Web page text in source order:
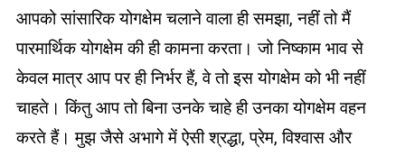
आपको सांसारिक योगक्षेम चलाने वाला ही समझा, नहीं तो मैं
पारमार्थिक योगक्षेम की ही कामना करता। जो निष्काम भाव से
केवल मात्र आप पर ही निर्भर हैं, वे तो इस योगक्षेम को भी नहीं
चाहते। किंतु आप तो बिना उनके चाहे ही उनका योगक्षेम वहन
करते हैं। मुझ जैसे अभागे में ऐसी श्रद्धा, प्रेम, विश्वास और